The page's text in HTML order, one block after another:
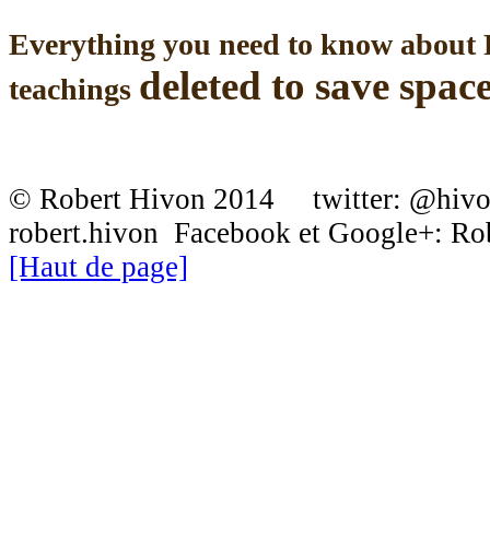
Everything you need to know about
teachings deleted to save
© Robert Hivon 2014 twitter:
robert.hivon Facebook et Google+:
[Haut de page]